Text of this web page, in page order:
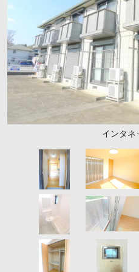
インタネ